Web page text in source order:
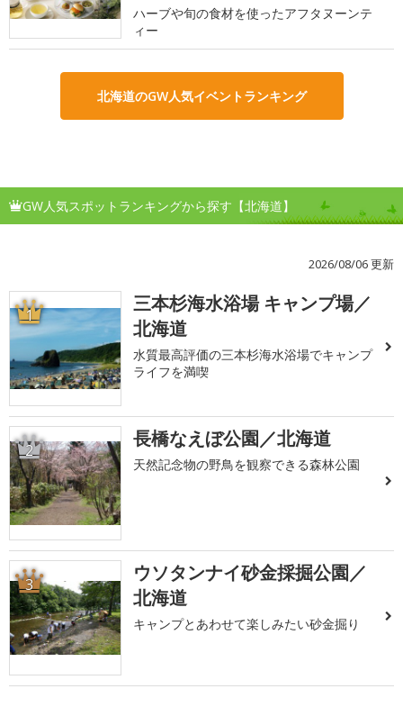
ハーブや旬の食材を使ったアフタヌーンテ
ィー
北海道のGW人気イベントランキング
GW人気スポットランキングから探す【北海道】
2026/08/06 更新
1
三本杉海水浴場 キャンプ場／
北海道
水質最高評価の三本杉海水浴場でキャンプ
ライフを満喫
2 長橋なえぼ公園／北海道
天然記念物の野鳥を観察できる森林公園
3
ウソタンナイ砂金採掘公園／
北海道
キャンプとあわせて楽しみたい砂金掘り